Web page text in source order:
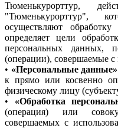
Тюменькурорттур,
"Тюменькурорттур",
осуществляют
определяет цели
персональных данных,
(операции), совершаемые
• «Персональные данные»
к прямо или косвенно
физическому лицу
• «Обработка
(операция) или
совершаемых с